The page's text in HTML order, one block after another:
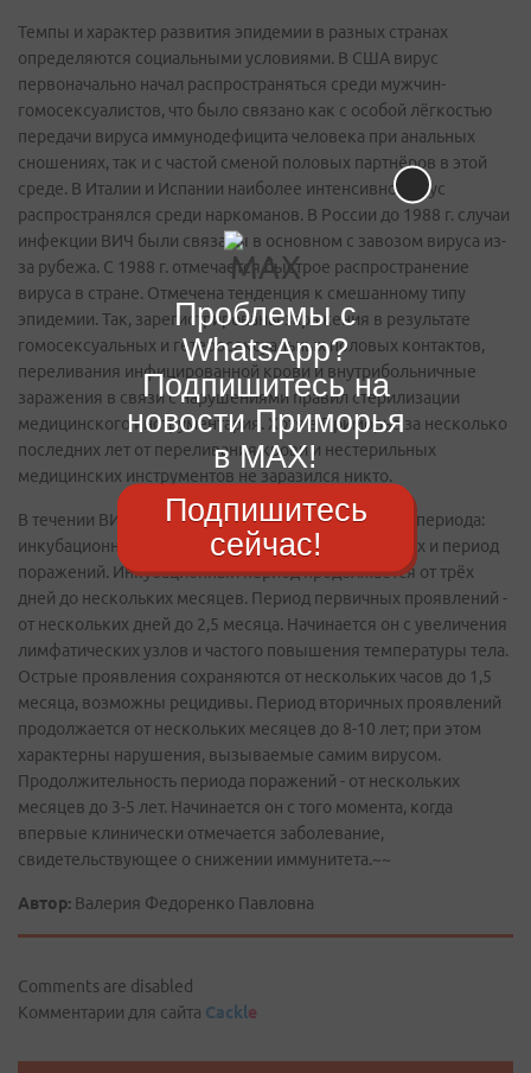
Темпы и характер развития эпидемии в разных странах
определяются социальными условиями. В США вирус
первоначально начал распространяться среди мужчин-
гомосексуалистов, что было связано как с особой лёгкостью
передачи вируса иммунодефицита человека при анальных
сношениях, так и с частой сменой половых партнёров в этой
среде. В Италии и Испании наиболее интенсивно вирус
распространялся среди наркоманов. В России до 1988 г. случаи
инфекции ВИЧ были связаны в основном с завозом вируса из-
за рубежа. С 1988 г. отмечается быстрое распространение
вируса в стране. Отмечена тенденция к смешанному типу
эпидемии. Так, зарегистрированы заражения в результате
гомосексуальных и гетеросексуальных половых контактов,
переливания инфицированной крови и внутрибольничные
заражения в связи с нарушениями правил стерилизации
медицинского инструментария. Хотя в Приморье за несколько
последних лет от переливания крови и нестерильных
медицинских инструментов не заразился никто.
В течении ВИЧ-инфекции можно выделить четыре периода:
инкубационный, первичных проявлений, вторичных и период
поражений. Инкубационный период продолжается от трёх
дней до нескольких месяцев. Период первичных проявлений -
от нескольких дней до 2,5 месяца. Начинается он с увеличения
лимфатических узлов и частого повышения температуры тела.
Острые проявления сохраняются от нескольких часов до 1,5
месяца, возможны рецидивы. Период вторичных проявлений
продолжается от нескольких месяцев до 8-10 лет; при этом
характерны нарушения, вызываемые самим вирусом.
Продолжительность периода поражений - от нескольких
месяцев до 3-5 лет. Начинается он с того момента, когда
впервые клинически отмечается заболевание,
свидетельствующее о снижении иммунитета.~~
Автор: Валерия Федоренко Павловна
Comments are disabled
Комментарии для сайта Cackle
Проблемы с
WhatsApp?
Подпишитесь на
новости Приморья
в MAX!
Подпишитесь
сейчас!